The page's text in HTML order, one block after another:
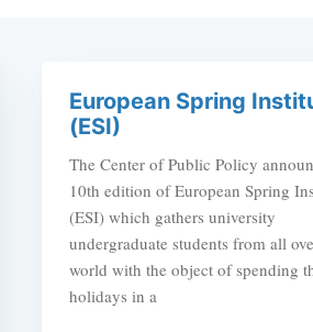
European Spring
(ESI)
The Center of Public Policy
10th edition of European Spring
(ESI) which gathers university
undergraduate students from all
world with the object of spending
holidays in a